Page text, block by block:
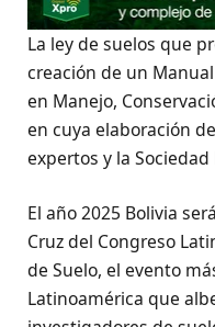
La ley de suelos que
creación de un
en Manejo,
en cuya elaboración
expertos y la
El año 2025 Bolivia
Cruz del Congreso
de Suelo, el evento
Latinoamérica que